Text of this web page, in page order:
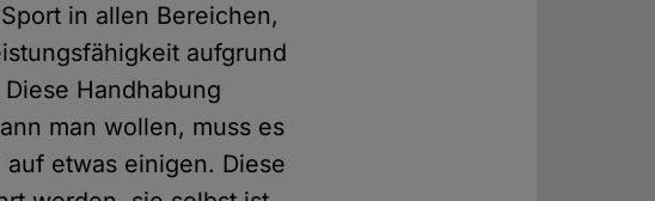
in allen Bereichen,
aufgrund
Handhabung
man wollen, muss es
etwas einigen. Diese